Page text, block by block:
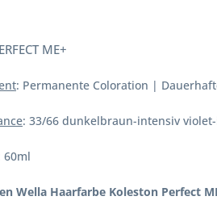
ME+
: Permanente Coloration |
: 33/66 dunkelbraun-intensiv
60ml
Wella Haarfarbe Koleston Perfect